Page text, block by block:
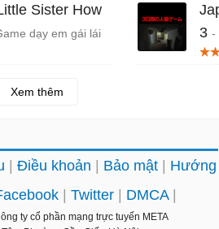
Sister How
dạy em gái lái
hước
3 -
Xem thêm
Điều khoản Bảo mật
Hướng
Twitter DMCA
ty cổ phần mạng trực tuyến META